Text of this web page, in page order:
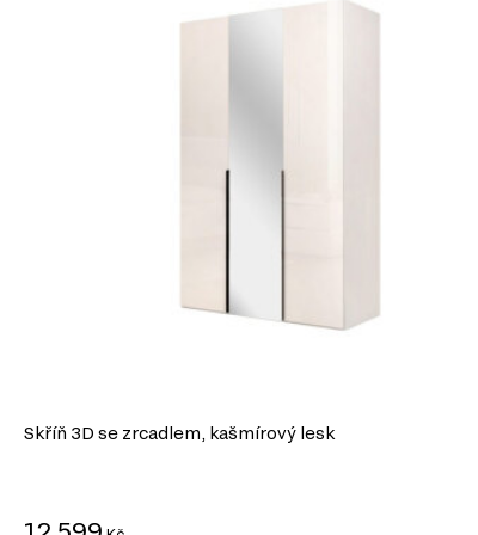
Skříň 3D se zrcadlem, kašmírový lesk